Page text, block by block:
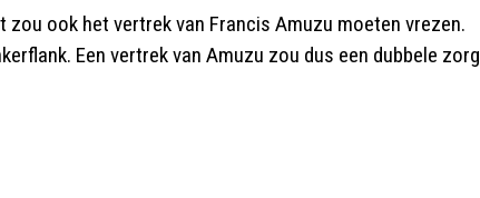
ook het vertrek van Francis Amuzu moeten vrezen.
Een vertrek van Amuzu zou dus een dubbele zorg